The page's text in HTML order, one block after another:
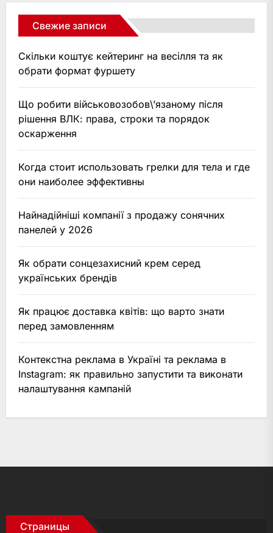
Свежие записи
Скільки коштує кейтеринг на весілля та як
обрати формат фуршету
Що робити військовозобов\’язаному після
рішення ВЛК: права, строки та порядок
оскарження
Когда стоит использовать грелки для тела и где
они наиболее эффективны
Найнадійніші компанії з продажу сонячних
панелей у 2026
Як обрати сонцезахисний крем серед
українських брендів
Як працює доставка квітів: що варто знати
перед замовленням
Контекстна реклама в Україні та реклама в
Instagram: як правильно запустити та виконати
налаштування кампаній
Страницы